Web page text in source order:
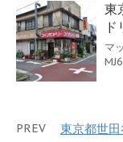
東
マ
PREV 東京都世